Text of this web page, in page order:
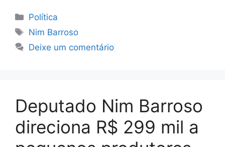
Categorias
Política
Tags
Nim Barroso
Deixe um comentário
Deputado Nim Barroso
direciona R$ 299 mil a